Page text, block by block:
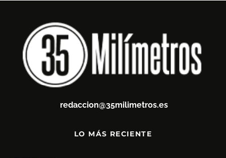
redaccion@35milimetros.es
LO MÁS RECIENTE